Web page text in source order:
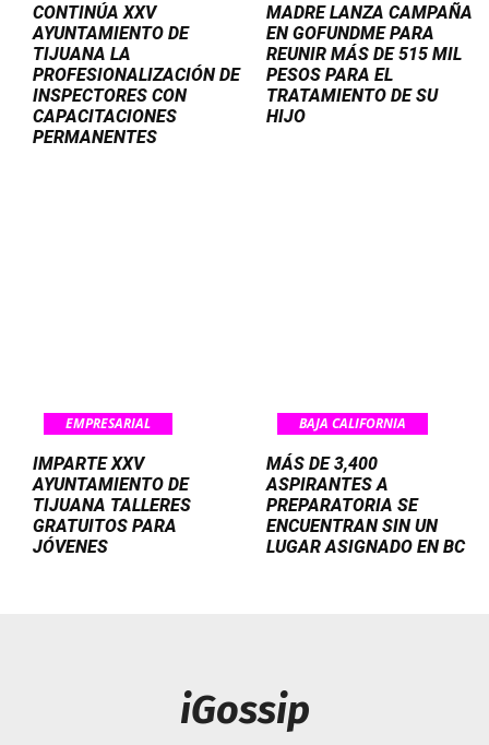
CONTINÚA XXV
AYUNTAMIENTO DE
TIJUANA LA
PROFESIONALIZACIÓN DE
INSPECTORES CON
CAPACITACIONES
PERMANENTES
MADRE LANZA CAMPAÑA
EN GOFUNDME PARA
REUNIR MÁS DE 515 MIL
PESOS PARA EL
TRATAMIENTO DE SU
HIJO
EMPRESARIAL
IMPARTE XXV
AYUNTAMIENTO DE
TIJUANA TALLERES
GRATUITOS PARA
JÓVENES
BAJA CALIFORNIA
MÁS DE 3,400
ASPIRANTES A
PREPARATORIA SE
ENCUENTRAN SIN UN
LUGAR ASIGNADO EN BC
iGossip